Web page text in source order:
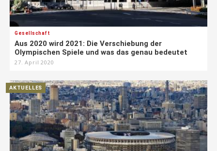
Gesellschaft
Aus 2020 wird 2021: Die Verschiebung der
Olympischen Spiele und was das genau bedeutet
27. April 2020
AKTUELLES